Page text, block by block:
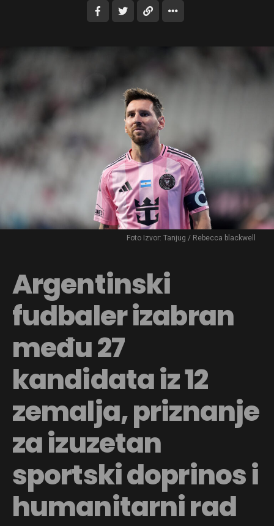
Foto Izvor: Tanjug / Rebecca blackwell
Argentinski
fudbaler izabran
među 27
kandidata iz 12
zemalja, priznanje
za izuzetan
sportski doprinos i
humanitarni rad